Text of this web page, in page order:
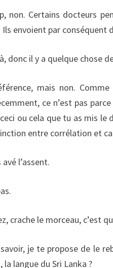
non. Certains docteurs
Ils envoient par conséquent
donc il y a quelque chose
mais non.
ce n’est pas
ou cela que tu as mis le
entre corrélation et
l’assent.
crache le morceau, c’est
je te propose de le
la langue du Sri Lanka ?